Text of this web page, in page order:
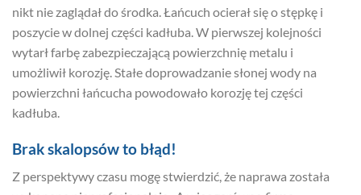
nikt nie zaglądał do środka. Łańcuch ocierał się o stępkę i
poszycie w dolnej części kadłuba. W pierwszej kolejności
wytarł farbę zabezpieczającą powierzchnię metalu i
umożliwił korozję. Stałe doprowadzanie słonej wody na
powierzchni łańcucha powodowało korozję tej części
kadłuba.
Brak skalopsów to błąd!
Z perspektywy czasu mogę stwierdzić, że naprawa została